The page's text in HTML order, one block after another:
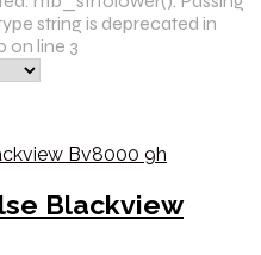
string is deprecated in
line 3
Blackview